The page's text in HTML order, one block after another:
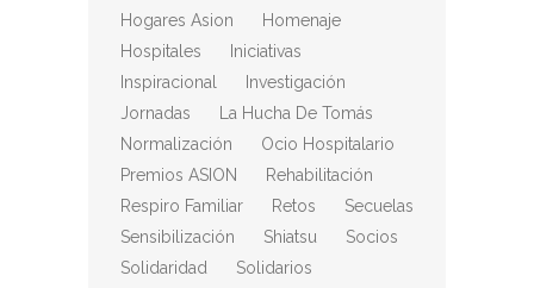
Hogares Asion
Homenaje
Hospitales
Iniciativas
Inspiracional
Investigación
Jornadas
La Hucha De Tomás
Normalización
Ocio Hospitalario
Premios ASION
Rehabilitación
Respiro Familiar
Retos
Secuelas
Sensibilización
Shiatsu
Socios
Solidaridad
Solidarios